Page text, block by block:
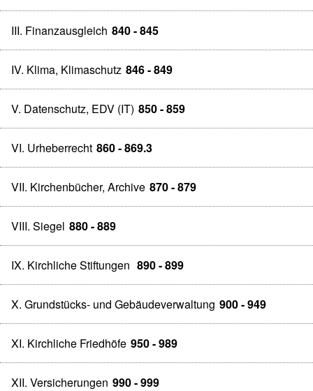
III. Finanzausgleich 840 - 845
IV. Klima, Klimaschutz 846 - 849
V. Datenschutz, EDV (IT) 850 - 859
VI. Urheberrecht 860 - 869.3
VII. Kirchenbücher, Archive 870 - 879
VIII. Siegel 880 - 889
IX. Kirchliche Stiftungen 890 - 899
X. Grundstücks- und Gebäudeverwaltung 900 - 949
XI. Kirchliche Friedhöfe 950 - 989
XII. Versicherungen 990 - 999